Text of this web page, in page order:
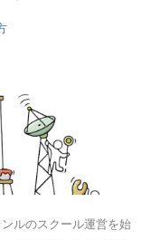
ルのスクール運営を始